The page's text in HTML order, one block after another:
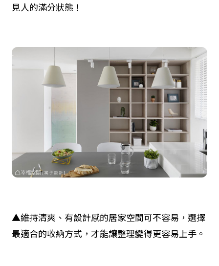
見人的滿分狀態！
▲維持清爽、有設計感的居家空間可不容易，選擇
最適合的收納方式，才能讓整理變得更容易上手。